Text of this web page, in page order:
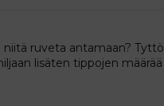
ruveta antamaan? Tyttö
lisäten tippojen määrää